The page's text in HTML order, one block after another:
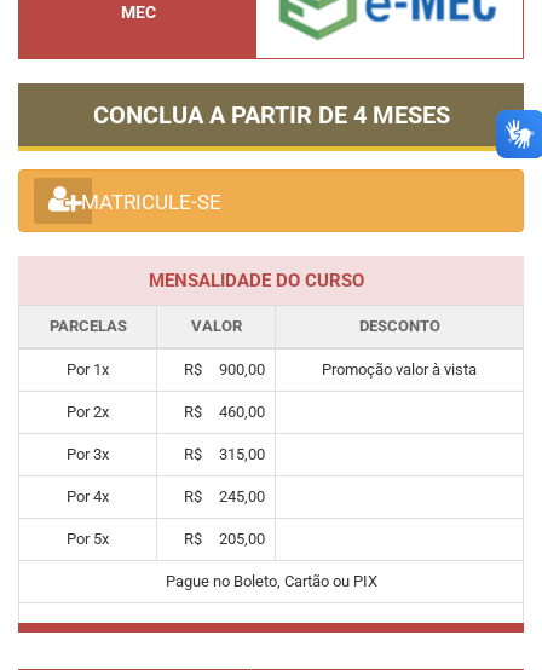
MEC
CONCLUA A PARTIR DE 4 MESES
MATRICULE-SE
MENSALIDADE DO CURSO
PARCELAS VALOR DESCONTO
Por 1x R$ 900,00 Promoção valor à vista
Por2x R$ 460,00
Por3x R$ 315,00
Por4x R$ 245,00
Por 5x R$ 205,00
Pague no Boleto, Cartão ou PIX